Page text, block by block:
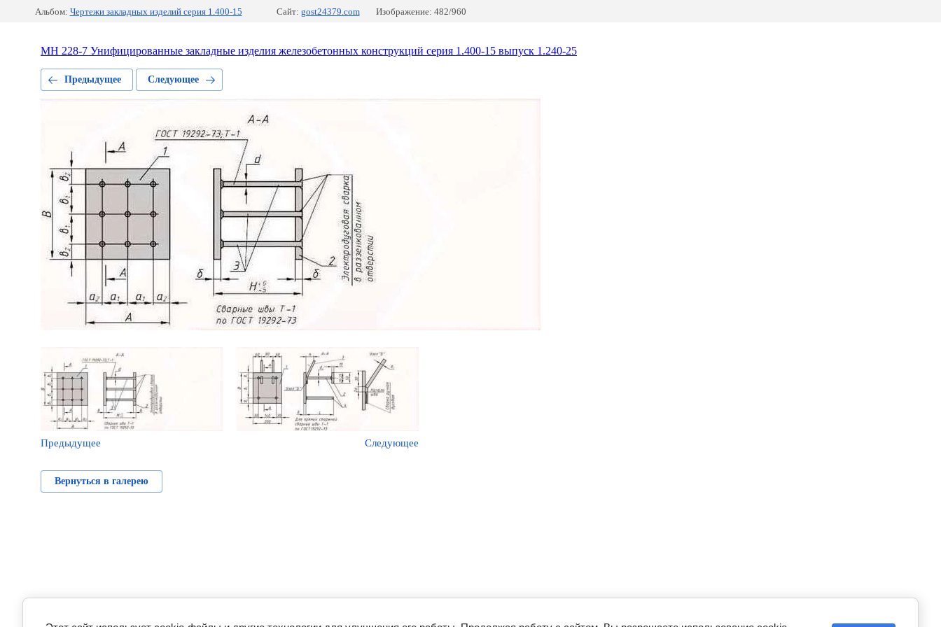
Альбом: Чертежи закладных изделий серия 1.400-15 Сайт: gost24379.com Изображение: 482/960
МН 228-7 Унифицированные закладные изделия железобетонных конструкций серия 1.400-15 выпуск 1.240-25
Предыдущее Следующее
Предыдущее Следующее
Вернуться в галерею